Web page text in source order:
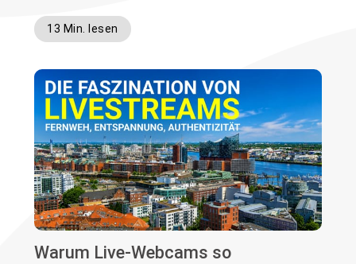
13 Min. lesen
Warum Live-Webcams so